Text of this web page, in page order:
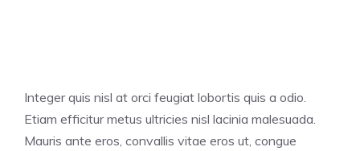
Integer quis nisl at orci feugiat lobortis quis a odio.
Etiam efficitur metus ultricies nisl lacinia malesuada.
Mauris ante eros, convallis vitae eros ut, congue